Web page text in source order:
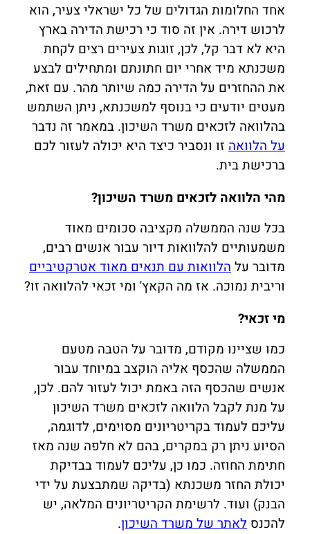
אחד החלומות הגדולים של כל ישראלי צעיר, הוא
לרכוש דירה. אין זה סוד כי רכישת הדירה בארץ
היא לא דבר קל, לכן, זוגות צעירים רצים לקחת
משכנתא מיד אחרי יום חתונתם ומתחילים לבצע
את ההחזרים על הדירה כמה שיותר מהר. עם זאת,
מעטים יודעים כי בנוסף למשכנתא, ניתן השתמש
בהלוואה לזכאים משרד השיכון. במאמר זה נדבר
על הלוואה זו ונסביר כיצד היא יכולה לעזור לכם
ברכישת בית.
מהי הלוואה לזכאים משרד השיכון?
בכל שנה הממשלה מקציבה סכומים מאוד
משמעותיים להלוואות דיור עבור אנשים רבים,
מדובר עלהלוואות עם תנאים מאוד אטרקטיביים
וריבית נמוכה. אז מה הקאץ' ומי זכאי להלוואה זו?
מי זכאי?
כמו שציינו מקודם, מדובר על הטבה מטעם
הממשלה שהכסף אליה הוקצב במיוחד עבור
אנשים שהכסף הזה באמת יכול לעזור להם. לכן,
על מנת לקבל הלוואה לזכאים משרד השיכון
עליכם לעמוד בקריטריונים מסוימים, לדוגמה,
הסיוע ניתן רק במקרים, בהם לא חלפה שנה מאז
חתימת החוזה. כמו כן, עליכם לעמוד בבדיקת
יכולת החזר משכנתא (בדיקה שמתבצעת על ידי
הבנק) ועוד. לרשימת הקריטריונים המלאה, יש
להכנס לאתר של משרד השיכון.